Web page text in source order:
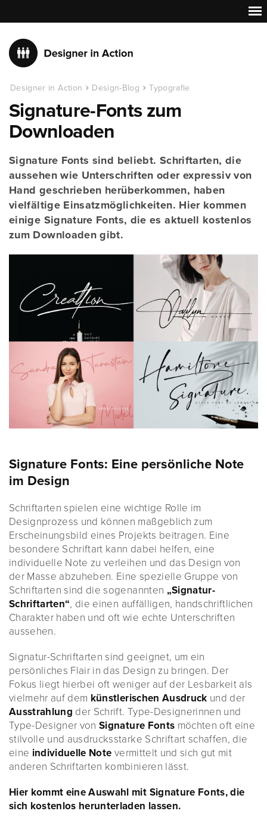
Designer in Action Design-Blog Typografie
Signature-Fonts zum
Downloaden
Signature Fonts sind beliebt. Schriftarten, die
aussehen wie Unterschriften oder expressiv von
Hand geschrieben herüberkommen, haben
vielfältige Einsatzmöglichkeiten. Hier kommen
einige Signature Fonts, die es aktuell kostenlos
zum Downloaden gibt.
Signature Fonts: Eine persönliche Note
im Design
Schriftarten spielen eine wichtige Rolle im
Designprozess und können maßgeblich zum
Erscheinungsbild eines Projekts beitragen. Eine
besondere Schriftart kann dabei helfen, eine
individuelle Note zu verleihen und das Design von
der Masse abzuheben. Eine spezielle Gruppe von
Schriftarten sind die sogenannten „Signatur-
Schriftarten“, die einen auffälligen, handschriftlichen
Charakter haben und oft wie echte Unterschriften
aussehen.
Signatur-Schriftarten sind geeignet, um ein
persönliches Flair in das Design zu bringen. Der
Fokus liegt hierbei oft weniger auf der Lesbarkeit als
vielmehr auf dem künstlerischen Ausdruck und der
Ausstrahlung der Schrift. Type-Designerinnen und
Type-Designer vonSignature Fonts möchten oft eine
stilvolle und ausdrucksstarke Schriftart schaffen, die
eine individuelle Note vermittelt und sich gut mit
anderen Schriftarten kombinieren lässt.
Hier kommt eine Auswahl mit Signature Fonts, die
sich kostenlos herunterladen lassen.